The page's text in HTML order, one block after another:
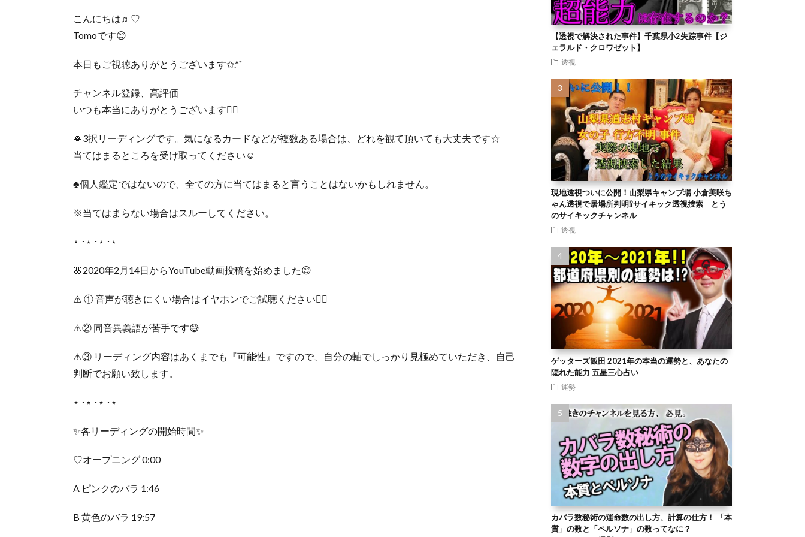
こんにちは♬︎♡
Tomoです😊
本日もご視聴ありがとうございます✩.*˚
チャンネル登録、高評価
いつも本当にありがとうございます🙇‍♀️
🍀3択リーディングです。気になるカードなどが複数ある場合は、どれを観て頂いても大丈夫です☆
当てはまるところを受け取ってください☺️
♣︎個人鑑定ではないので、全ての方に当てはまると言うことはないかもしれません。
※当てはまらない場合はスルーしてください。
‎⋆ ･‎⋆ ･‎⋆ ･‎⋆
🌸2020年2月14日からYouTube動画投稿を始めました😊
⚠️ ① 音声が聴きにくい場合はイヤホンでご試聴ください🙇‍♀️
⚠️② 同音異義語が苦手です😅
⚠️③ リーディング内容はあくまでも『可能性』ですので、自分の軸でしっかり見極めていただき、自己
判断でお願い致します。
‎⋆ ･‎⋆ ･‎⋆ ･‎⋆
✨各リーディングの開始時間✨
♡オープニング 0:00
A ピンクのバラ 1:46
B 黄色のバラ 19:57
【透視で解決された事件】千葉県小2失踪事件【ジ
ェラルド・クロワゼット】
透視
現地透視ついに公開！山梨県キャンプ場 小倉美咲ち
ゃん透視で居場所判明⁉︎サイキック透視捜索 とう
のサイキックチャンネル
透視
ゲッターズ飯田 2021年の本当の運勢と、あなたの
隠れた能力 五星三心占い
運勢
カバラ数秘術の運命数の出し方、計算の仕方！ 「本
質」の数と「ペルソナ」の数ってなに？